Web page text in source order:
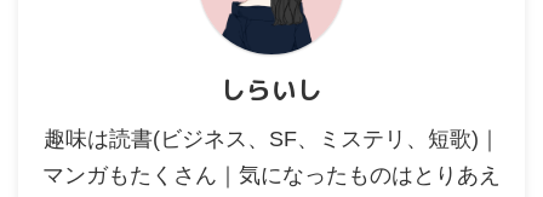
しらいし
趣味は読書(ビジネス、SF、ミステリ、短歌)｜
マンガもたくさん｜気になったものはとりあえ